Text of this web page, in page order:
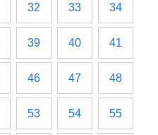
32 33 34
39 40 41
46 47 48
53 54 55